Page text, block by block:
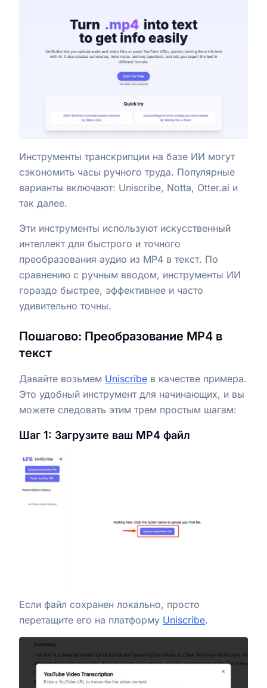
Инструменты транскрипции на базе ИИ могут
сэкономить часы ручного труда. Популярные
варианты включают: Uniscribe, Notta, Otter.ai и
так далее.
Эти инструменты используют искусственный
интеллект для быстрого и точного
преобразования аудио из MP4 в текст. По
сравнению с ручным вводом, инструменты ИИ
гораздо быстрее, эффективнее и часто
удивительно точны.
Пошагово: Преобразование MP4 в
текст
Давайте возьмем Uniscribe в качестве примера.
Это удобный инструмент для начинающих, и вы
можете следовать этим трем простым шагам:
Шаг 1: Загрузите ваш MP4 файл
Если файл сохранен локально, просто
перетащите его на платформу Uniscribe.